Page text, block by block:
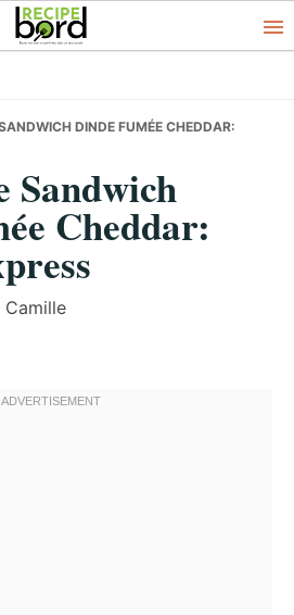
DINDE FUMÉE CHEDDAR:
Cheddar:
Camille